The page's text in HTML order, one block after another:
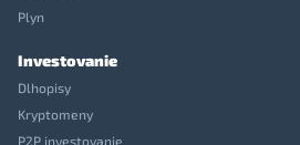
Plyn
Investovanie
Dlhopisy
Kryptomeny
P2P investovanie